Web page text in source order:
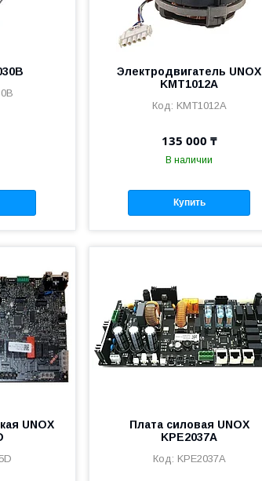
Электродвигатель UNOX
KMT1012A
KMT1012A
135 000 ₸
В наличии
Купить
UNOX
Плата силовая UNOX
KPE2037A
KPE2037A